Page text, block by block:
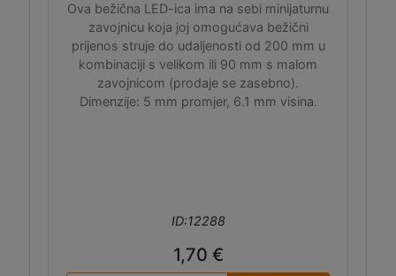
Ova bežična LED-ica ima na sebi minijaturnu
zavojnicu koja joj omogućava bežični
prijenos struje do udaljenosti od 200 mm u
kombinaciji s velikom ili 90 mm s malom
zavojnicom (prodaje se zasebno).
Dimenzije: 5 mm promjer, 6.1 mm visina.
ID:12288
1,70 €